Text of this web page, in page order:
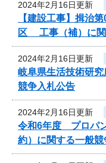
2024年2月16日更新
【建設工事】揖治
区 工事（補）に関
2024年2月16日更新
岐阜県生活技術研
競争入札公告
2024年2月16日更新
令和6年度 プロパ
約）に関する一般